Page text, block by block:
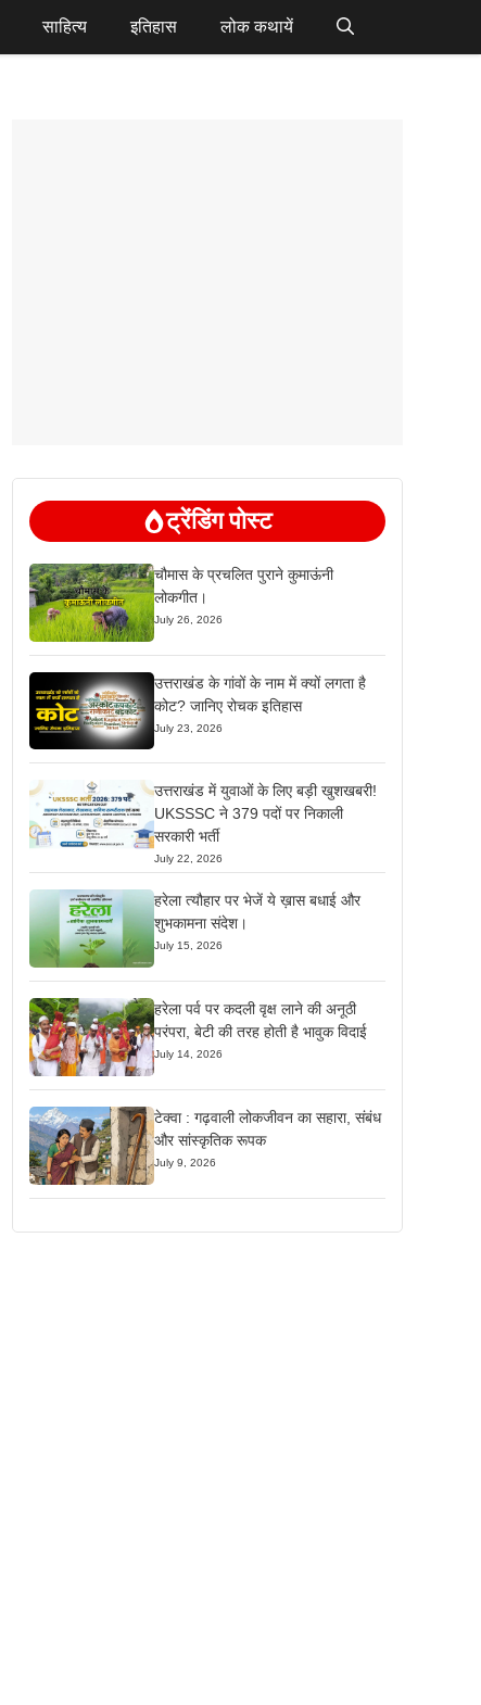
साहित्य इतिहास लोक कथायें
ट्रेंडिंग पोस्ट
चौमास के प्रचलित पुराने कुमाऊंनी
लोकगीत।
July 26, 2026
उत्तराखंड के गांवों के नाम में क्यों लगता है
कोट? जानिए रोचक इतिहास
July 23, 2026
उत्तराखंड में युवाओं के लिए बड़ी खुशखबरी!
UKSSSC ने 379 पदों पर निकाली
सरकारी भर्ती
July 22, 2026
हरेला त्यौहार पर भेजें ये ख़ास बधाई और
शुभकामना संदेश।
July 15, 2026
हरेला पर्व पर कदली वृक्ष लाने की अनूठी
परंपरा, बेटी की तरह होती है भावुक विदाई
July 14, 2026
टेक्वा : गढ़वाली लोकजीवन का सहारा, संबंध
और सांस्कृतिक रूपक
July 9, 2026